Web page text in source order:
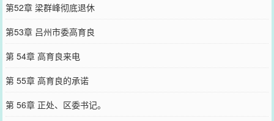
第52章 梁群峰彻底退休
第53章 吕州市委高育良
第 54章 高育良来电
第 55章 高育良的承诺
第 56章 正处、区委书记。